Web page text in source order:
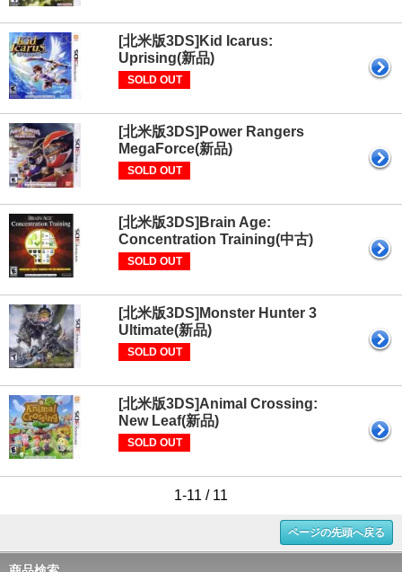
[北米版3DS]Kid Icarus:
Uprising(新品)
SOLD OUT
[北米版3DS]Power Rangers
MegaForce(新品)
SOLD OUT
[北米版3DS]Brain Age:
Concentration Training(中古)
SOLD OUT
[北米版3DS]Monster Hunter 3
Ultimate(新品)
SOLD OUT
[北米版3DS]Animal Crossing:
New Leaf(新品)
SOLD OUT
1-11 / 11
ページの先頭へ戻る